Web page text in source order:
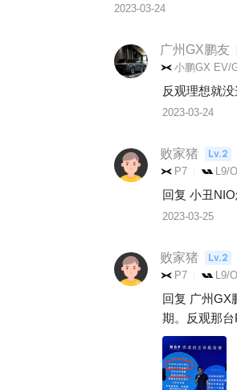
2023-03-24
广州GX鹏友
小鹏GX EV/
反观理想就
2023-03-24
败家猪 Lv.2
P7 L9/
回复 小丑
2023-03-25
败家猪 Lv.2
P7 L9/
回复 广州GX
期。反观那